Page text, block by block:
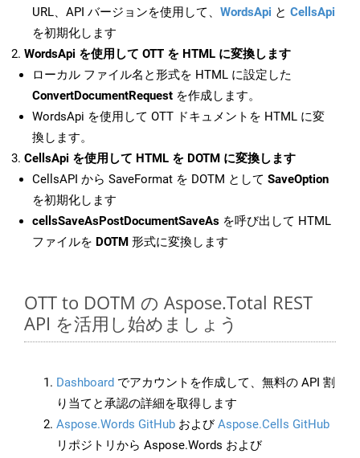
URL、API バージョンを使用して、 WordsApi と CellsApi
を初期化します
WordsApi を使用して OTT を HTML に変換します
ローカル ファイル名と形式を HTML に設定した
ConvertDocumentRequest を作成します。
WordsApi を使用して OTT ドキュメントを HTML に変
換します。
CellsApi を使用して HTML を DOTM に変換します
CellsAPI から SaveFormat を DOTM として SaveOption
を初期化します
cellsSaveAsPostDocumentSaveAs を呼び出して HTML
ファイルを DOTM 形式に変換します
OTT to DOTM の Aspose.Total REST
API を活用し始めましょう
Dashboard でアカウントを作成して、無料の API 割
り当てと承認の詳細を取得します
Aspose.Words GitHub およびAspose.Cells GitHub
リポジトリから Aspose.Words および